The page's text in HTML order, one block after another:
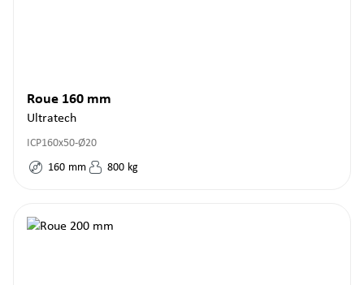
Roue 160 mm
Ultratech
ICP160x50-Ø20
160 mm 800 kg